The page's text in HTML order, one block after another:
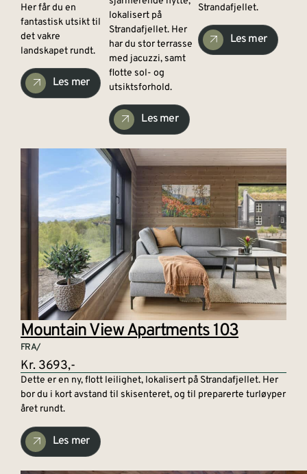
Her får du en
fantastisk utsikt til
det vakre
landskapet rundt.
Les mer
lokalisert på
Strandafjellet. Her
har du stor terrasse
med jacuzzi, samt
flotte sol- og
utsiktsforhold.
Les mer
Strandafjellet.
Les mer
Mountain View Apartments 103
FRA/
Kr. 3693,-
Dette er en ny, flott leilighet, lokalisert på Strandafjellet. Her
bor du i kort avstand til skisenteret, og til preparerte turløyper
året rundt.
Les mer